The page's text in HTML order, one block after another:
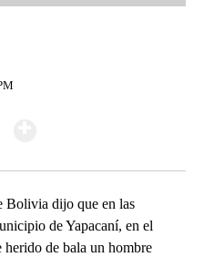
dijo que en las
de Yapacaní, en el
herido de bala un hombre